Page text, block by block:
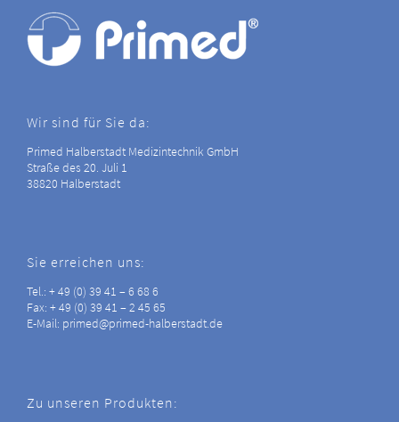
Wir sind für Sie da:
Primed Halberstadt Medizintechnik GmbH
Straße des 20. Juli 1
38820 Halberstadt
Sie erreichen uns:
Tel.: + 49 (0) 39 41 – 6 68 6
Fax: + 49 (0) 39 41 – 2 45 65
E-Mail: primed@primed-halberstadt.de
Zu unseren Produkten: